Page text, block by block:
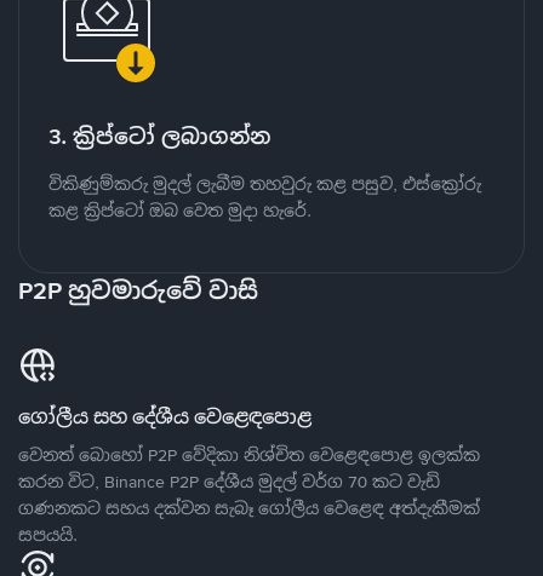
3. ක්‍රිප්ටෝ ලබාගන්න
විකිණුම්කරු මුදල් ලැබීම තහවුරු කළ පසුව, එස්ක්‍රෝරු
කළ ක්‍රිප්ටෝ ඔබ වෙත මුදා හැරේ.
P2P හුවමාරුවේ වාසි
ගෝලීය සහ දේශීය වෙළෙඳපොළ
වෙනත් බොහෝ P2P වේදිකා නිශ්චිත වෙළෙඳපොළ ඉලක්ක
කරන විට, Binance P2P දේශීය මුදල් වර්ග 70 කට වැඩි
ගණනකට සහය දක්වන සැබෑ ගෝලීය වෙළෙඳ අත්දැකීමක්
සපයයි.